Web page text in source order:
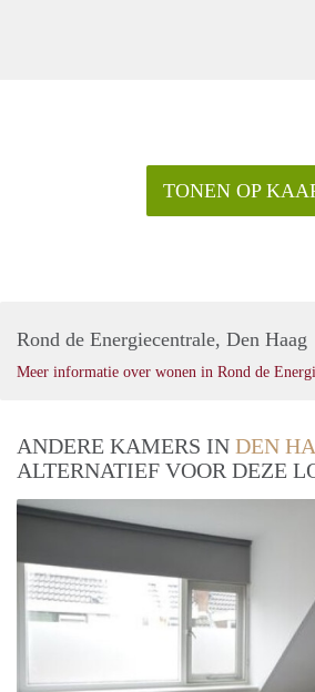
TONEN OP
Rond de Energiecentrale, Den Haag
Meer informatie over wonen in Rond de
ANDERE KAMERS IN DEN
ALTERNATIEF VOOR DEZE